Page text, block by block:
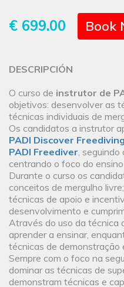
€ 699.00 Book
DESCRIPCIÓN
O curso de instrutor de
objetivos: desenvolver as
técnicas individuais de
Os candidatos a instrutor
PADI Discover Freediving
PADI Freediver,
centrando o foco do
Durante o curso os
conceitos de mergulho
técnicas de apoio e
desenvolvimento e
Através do uso da técnica
aprender a ensinar,
técnicas de demonstração
Sempre com o foco na
dominar as técnicas de
demonstram técnicas e